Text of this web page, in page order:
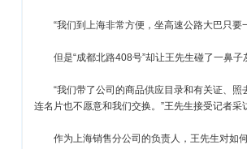
“我们到上海非常方便，坐高速公路大巴只要
但是“成都北路408号”却让王先生碰了一鼻子
“我们带了公司的商品供应目录和有关证、照
连名片也不愿意和我们交换。”王先生接受记者采
作为上海销售分公司的负责人，王先生对如何